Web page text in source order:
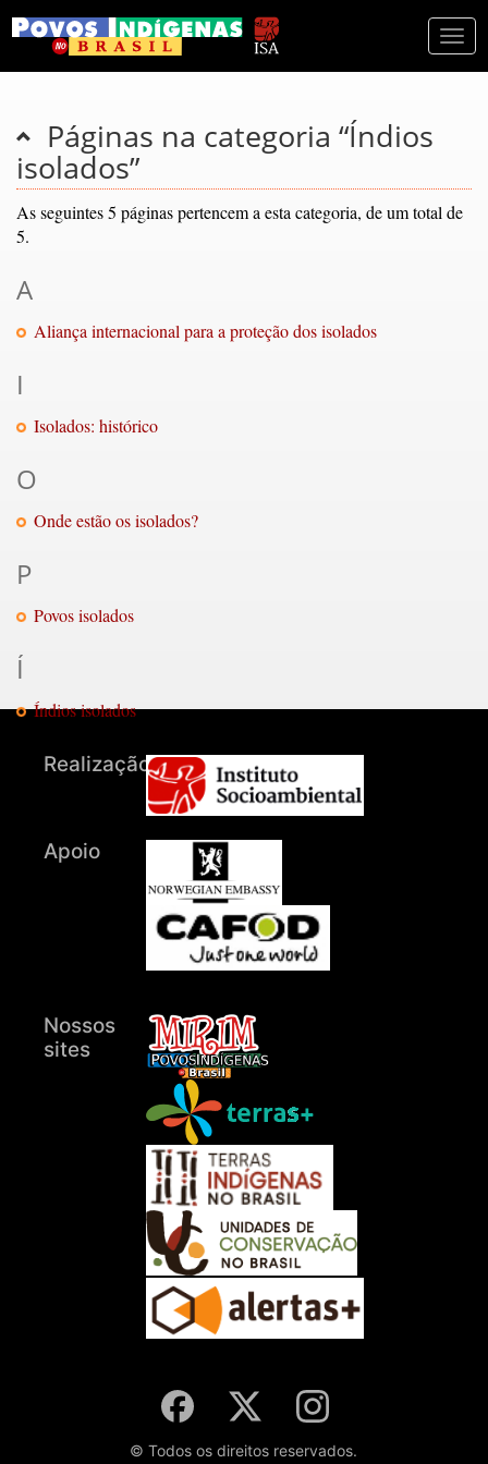
Páginas na categoria “Índios
isolados”
As seguintes 5 páginas pertencem a esta categoria, de um total de
5.
A
Aliança internacional para a proteção dos isolados
I
Isolados: histórico
O
Onde estão os isolados?
P
Povos isolados
Í
Índios isolados